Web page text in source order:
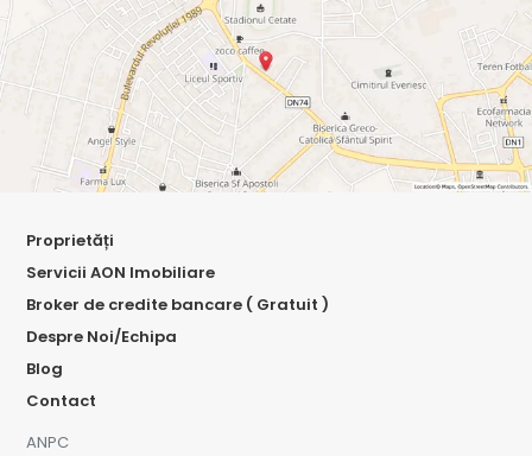
Proprietăți
Servicii AON Imobiliare
Broker de credite bancare ( Gratuit )
Despre Noi/Echipa
Blog
Contact
ANPC